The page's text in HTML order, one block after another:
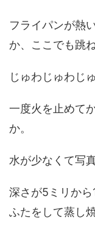
フライパンが熱
か、ここでも跳ね
じゅわじゅわじ
一度火を止めて
か。
水が少なくて写
深さが5ミリから
ふたをして蒸し